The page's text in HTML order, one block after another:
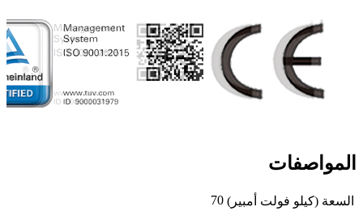
المواصفات
السعة (كيلو فولت أمبير) 70